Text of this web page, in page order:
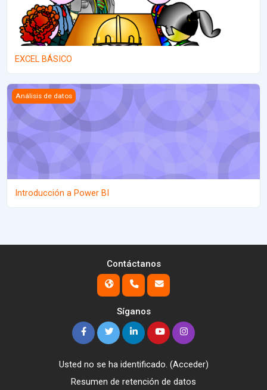
EXCEL BÁSICO
Introducción a Power BI
Análisis de datos
Introducción a Power BI
Contáctanos
Síganos
Usted no se ha identificado. (Acceder)
Resumen de retención de datos